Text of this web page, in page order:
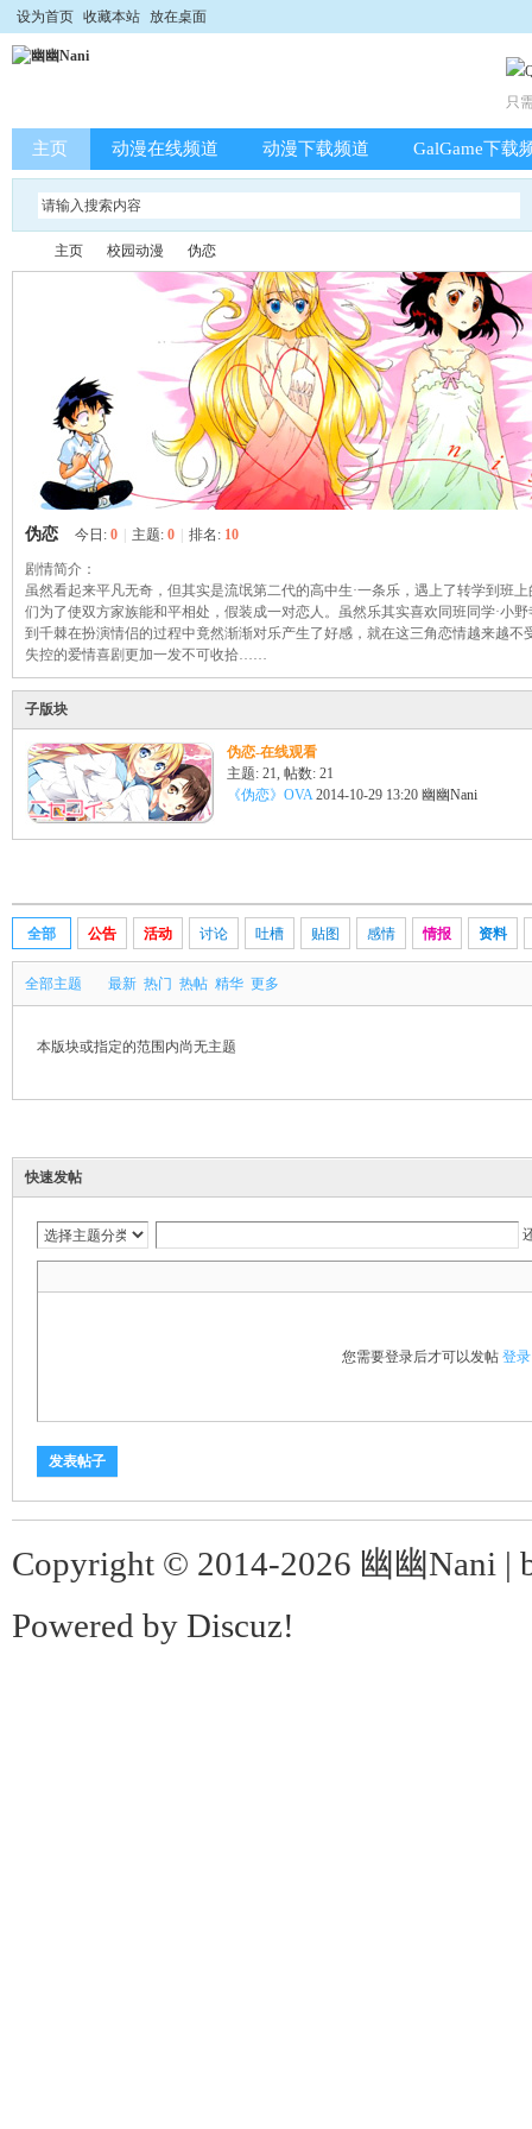
设为首页 收藏本站 放在桌面
只
主页 动漫在线频道 动漫下载频道 GalGame下载
主页 校园动漫 伪恋
伪恋 今日: 0 主题: 0 排名: 10
剧情简介：
虽然看起来平凡无奇，但其实是流氓第二代的高中生·一条乐，遇上了转学到班
们为了使双方家族能和平相处，假装成一对恋人。虽然乐其实喜欢同班同学·小
到千棘在扮演情侣的过程中竟然渐渐对乐产生了好感，就在这三角恋情越来越
失控的爱情喜剧更加一发不可收拾……
子版块
伪恋-在线观看
主题: 21, 帖数: 21
《伪恋》OVA 2014-10-29 13:20 幽幽Nani
全部 公告 活动 讨论 吐槽 贴图 感情 情报 资料
全部主题 最新 热门 热帖 精华 更多
本版块或指定的范围内尚无主题
快速发帖
您需要登录后才可以发帖 登录
发表帖子
Copyright © 2014-2026 幽幽Nani |
Powered by Discuz!